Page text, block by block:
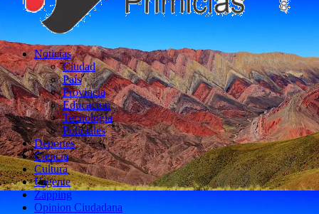
Noticias
Ciudad
País
Provincia
Educacion
Tecnología
Policiales
Deportes
Ciencia
Cultura
Urgente
Zapping
Opinion Ciudadana